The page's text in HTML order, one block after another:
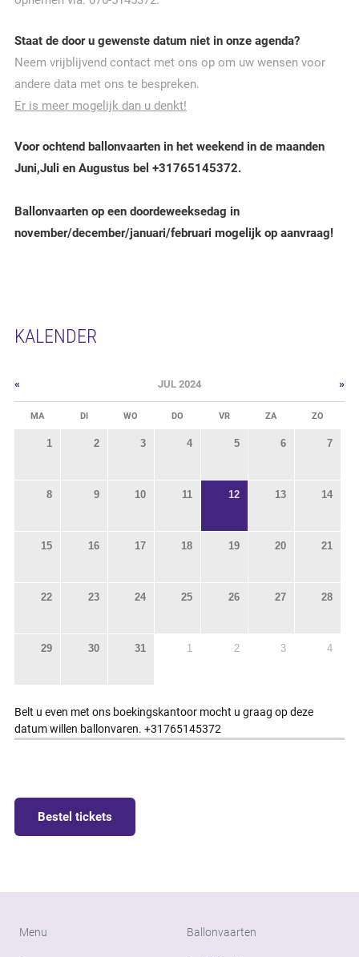
Staat de door u gewenste datum niet in onze agenda?
Neem vrijblijvend contact met ons op om uw wensen voor
andere data met ons te bespreken.
Er is meer mogelijk dan u denkt!
Voor ochtend ballonvaarten in het weekend in de maanden
Juni,Juli en Augustus bel +31765145372.
Ballonvaarten op een doordeweeksedag in
november/december/januari/februari mogelijk op aanvraag!
KALENDER
« JUL 2024 »
MA DI WO DO VR ZA ZO
1 2 3 4 5 6 7
8 9 10 11 12 13 14
15 16 17 18 19 20 21
22 23 24 25 26 27 28
29 30 31 1 2 3 4
Belt u even met ons boekingskantoor mocht u graag op deze
datum willen ballonvaren. +31765145372
Bestel tickets
Menu Ballonvaarten